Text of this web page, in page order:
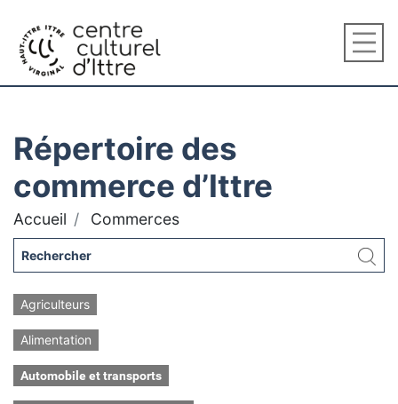
Répertoire des
commerce d’Ittre
Accueil Commerces
Agriculteurs
Alimentation
Automobile et transports